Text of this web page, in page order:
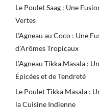
Le Poulet Saag : Une
Vertes
L’Agneau au Coco : Une
d’Arômes Tropicaux
L’Agneau Tikka Masala :
Épicées et de Tendreté
Le Poulet Tikka Masala :
la Cuisine Indienne